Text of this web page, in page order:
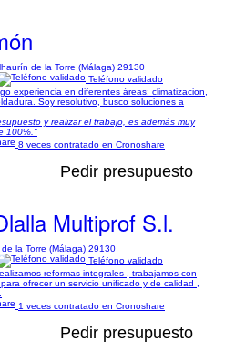
de la Torre (Málaga) 29130
Teléfono validado
experiencia en diferentes áreas: climatizacion,
Soy resolutivo, busco soluciones a
y realizar el trabajo, es además muy
100%."
8 veces contratado en Cronoshare
Pedir presupuesto
Multiprof S.l.
la Torre (Málaga) 29130
Teléfono validado
reformas integrales , trabajamos con
ofrecer un servicio unificado y de calidad ,
1 veces contratado en Cronoshare
Pedir presupuesto